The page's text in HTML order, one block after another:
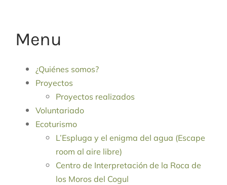
Menu
¿Quiénes somos?
Proyectos
Proyectos realizados
Voluntariado
Ecoturismo
L’Espluga y el enigma del agua (Escape
room al aire libre)
Centro de Interpretación de la Roca de
los Moros del Cogul